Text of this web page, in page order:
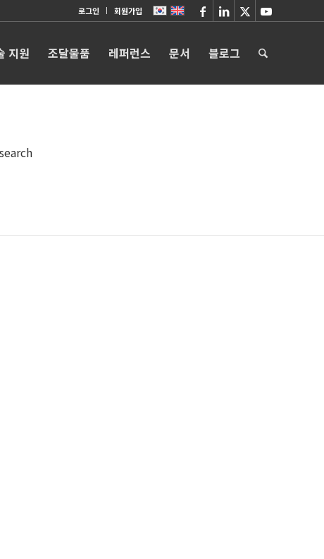
로그인 회원가입
지원 조달물품 레퍼런스 문서 블로그